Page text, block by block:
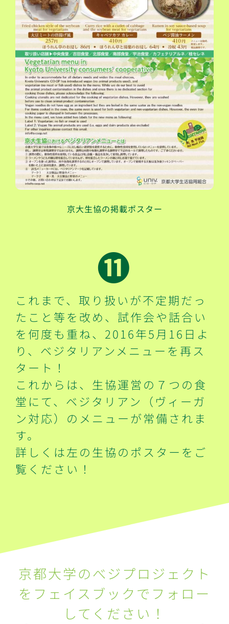
京大生協の掲載ポスター
⓫
これまで、取り扱いが不定期だっ
たこと等を改め、試作会や話合い
を何度も重ね、2016年5月16日よ
り、ベジタリアンメニューを再ス
タート！
これからは、生協運営の７つの食
堂にて、ベジタリアン（ヴィーガ
ン対応）のメニューが常備されま
す。
詳しくは左の生協のポスターをご
覧ください！
京都大学のべジプロジェクト
をフェイスブックでフォロー
してください！